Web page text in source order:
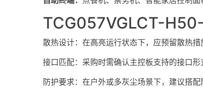
TCG057VGLCT-
散热设计：在高亮运行状态下，应预留散热措
接口匹配：采购时需确认主控板支持的接口形
防护要求：在户外或多灰尘场景下，建议搭配